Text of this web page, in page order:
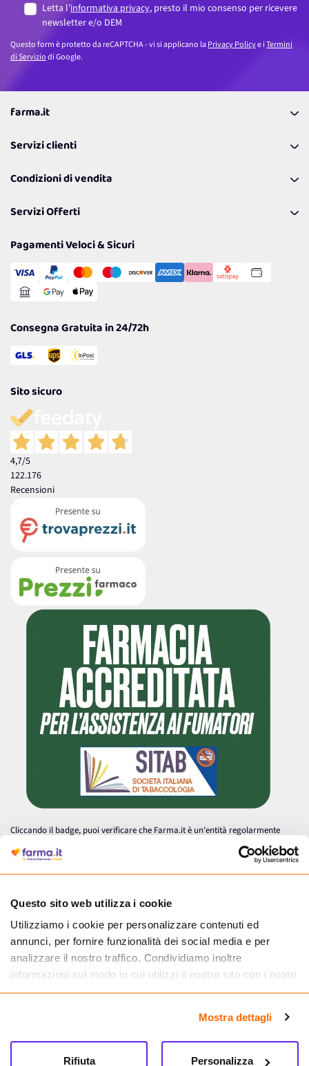
Questo sito web utilizza i cookie
Utilizziamo i cookie per personalizzare contenuti ed
annunci, per fornire funzionalità dei social media e per
analizzare il nostro traffico. Condividiamo inoltre
informazioni sul modo in cui utilizzi il nostro sito con i nostri
partner che si occupano di analisi dei dati web, pubblicità e
informazioni che hai fornito loro o che hanno raccolto dal
tuo utilizzo dei loro servizi.
Mostra dettagli
Personalizza
Rifiuta
Letta l’informativa privacy, presto il mio consenso per ricevere
newsletter e/o DEM
Questo form è protetto da reCAPTCHA - vi si applicano laPrivacy Policye iTermini
di Serviziodi Google.
farma.it
Coupon
Lavora con noi
Politiche per la parità di genere
Servizi clienti
Richiamami
Resi
Condizioni di vendita
Spedizioni
Cookie Policy
Gestisci Cookie
Servizi Offerti
Reso Facile e Veloce
Pagamenti Veloci & Sicuri
Consegna Gratuita in 24/72h
Sito sicuro
4,7/5
122.176
Recensioni
Cliccando il badge, puoi verificare che Farma.it è un'entità regolarmente
autorizzata dal Ministero della Salute a effettuare la vendita online di
medicinali.